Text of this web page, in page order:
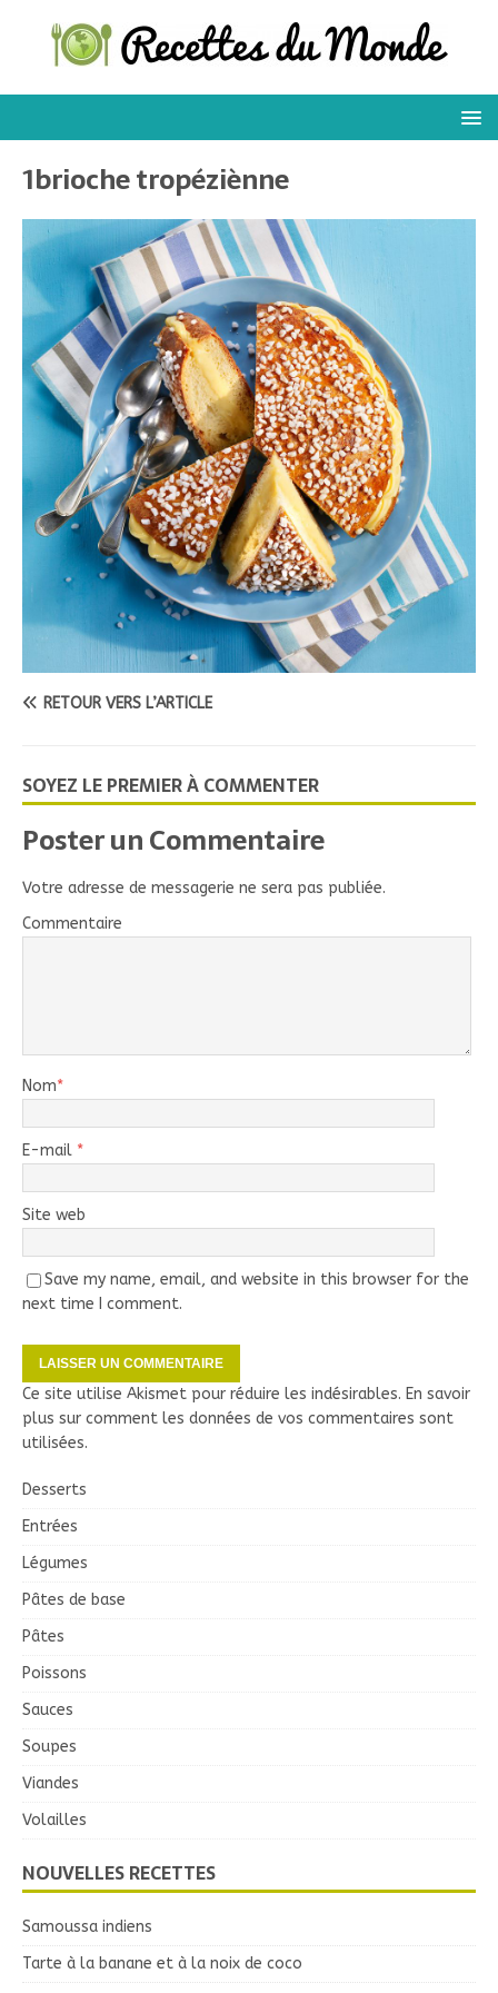
1brioche tropéziènne
RETOUR VERS L’ARTICLE
SOYEZ LE PREMIER À COMMENTER
Poster un Commentaire
Votre adresse de messagerie ne sera pas publiée.
Commentaire
Nom*
E-mail *
Site web
Save my name, email, and website in this browser for the
next time I comment.
Ce site utilise Akismet pour réduire les indésirables. En savoir
plus sur comment les données de vos commentaires sont
utilisées.
Desserts
Entrées
Légumes
Pâtes de base
Pâtes
Poissons
Sauces
Soupes
Viandes
Volailles
NOUVELLES RECETTES
Samoussa indiens
Tarte à la banane et à la noix de coco